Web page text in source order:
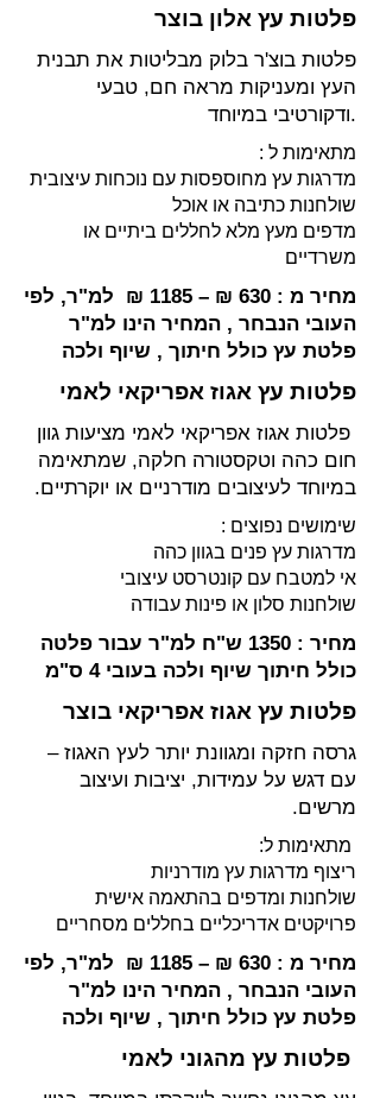
פלטות עץ אלון בוצר
פלטות בוצ'ר בלוק מבליטות את תבנית
העץ ומעניקות מראה חם, טבעי
ודקורטיבי במיוחד.
מתאימות ל :
מדרגות עץ מחוספסות עם נוכחות עיצובית
שולחנות כתיבה או אוכל
מדפים מעץ מלא לחללים ביתיים או
משרדיים
מחיר מ : 630 ₪ – 1185 ₪ למ"ר, לפי
העובי הנבחר , המחיר הינו למ"ר
פלטת עץ כולל חיתוך , שיוף ולכה
פלטות עץ אגוז אפריקאי לאמי
פלטות אגוז אפריקאי לאמי מציעות גוון
חום כהה וטקסטורה חלקה, שמתאימה
במיוחד לעיצובים מודרניים או יוקרתיים.
שימושים נפוצים :
מדרגות עץ פנים בגוון כהה
אי למטבח עם קונטרסט עיצובי
שולחנות סלון או פינות עבודה
מחיר : 1350 ש"ח למ"ר עבור פלטה
כולל חיתוך שיוף ולכה בעובי 4 ס"מ
פלטות עץ אגוז אפריקאי בוצר
גרסה חזקה ומגוונת יותר לעץ האגוז –
עם דגש על עמידות, יציבות ועיצוב
מרשים.
מתאימות ל:
ריצוף מדרגות עץ מודרניות
שולחנות ומדפים בהתאמה אישית
פרויקטים אדריכליים בחללים מסחריים
מחיר מ : 630 ₪ – 1185 ₪ למ"ר, לפי
העובי הנבחר , המחיר הינו למ"ר
פלטת עץ כולל חיתוך , שיוף ולכה